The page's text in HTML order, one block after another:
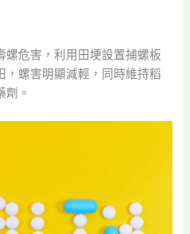
螺危害，利用田埂設置捕螺板
，螺害明顯減輕，同時維持稻
劑。